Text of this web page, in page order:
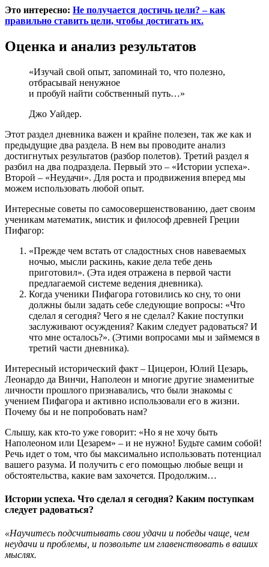
Это интересно: Не получается достичь цели? – как
правильно ставить цели, чтобы достигать их.
Оценка и анализ результатов
«Изучай свой опыт, запоминай то, что полезно,
отбрасывай ненужное
и пробуй найти собственный путь…»
Джо Уайдер.
Этот раздел дневника важен и крайне полезен, так же как и
предыдущие два раздела. В нем вы проводите анализ
достигнутых результатов (разбор полетов). Третий раздел я
разбил на два подраздела. Первый это – «Истории успеха».
Второй – «Неудачи». Для роста и продвижения вперед мы
можем использовать любой опыт.
Интересные советы по самосовершенствованию, дает своим
ученикам математик, мистик и философ древней Греции
Пифагор:
«Прежде чем встать от сладостных снов навеваемых
ночью, мысли раскинь, какие дела тебе день
приготовил». (Эта идея отражена в первой части
предлагаемой системе ведения дневника).
Когда ученики Пифагора готовились ко сну, то они
должны были задать себе следующие вопросы: «Что
сделал я сегодня? Чего я не сделал? Какие поступки
заслуживают осуждения? Каким следует радоваться? И
что мне осталось?». (Этими вопросами мы и займемся в
третий части дневника).
Интересный исторический факт – Цицерон, Юлий Цезарь,
Леонардо да Винчи, Наполеон и многие другие знаменитые
личности прошлого признавались, что были знакомы с
учением Пифагора и активно использовали его в жизни.
Почему бы и не попробовать нам?
Слышу, как кто-то уже говорит: «Но я не хочу быть
Наполеоном или Цезарем» – и не нужно! Будьте самим собой!
Речь идет о том, что бы максимально использовать потенциал
вашего разума. И получить с его помощью любые вещи и
обстоятельства, какие вам захочется. Продолжим…
Истории успеха. Что сделал я сегодня? Каким поступкам
следует радоваться?
«Научитесь подсчитывать свои удачи и победы чаще, чем
неудачи и проблемы, и позвольте им главенствовать в ваших
мыслях.